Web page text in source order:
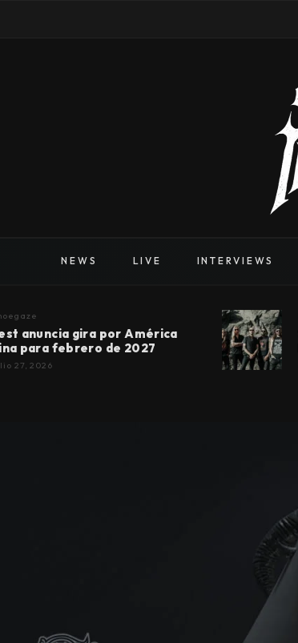
NEWS LIVE INTERVIEWS
anuncia gira por América
para febrero de 2027
27, 2026